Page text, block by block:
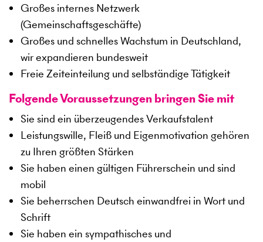
Großes internes Netzwerk
(Gemeinschaftsgeschäfte)
Großes und schnelles Wachstum in Deutschland,
wir expandieren bundesweit
Freie Zeiteinteilung und selbständige Tätigkeit
Folgende Voraussetzungen bringen Sie mit
Sie sind ein überzeugendes Verkaufstalent
Leistungswille, Fleiß und Eigenmotivation gehören
zu Ihren größten Stärken
Sie haben einen gültigen Führerschein und sind
mobil
Sie beherrschen Deutsch einwandfrei in Wort und
Schrift
Sie haben ein sympathisches und